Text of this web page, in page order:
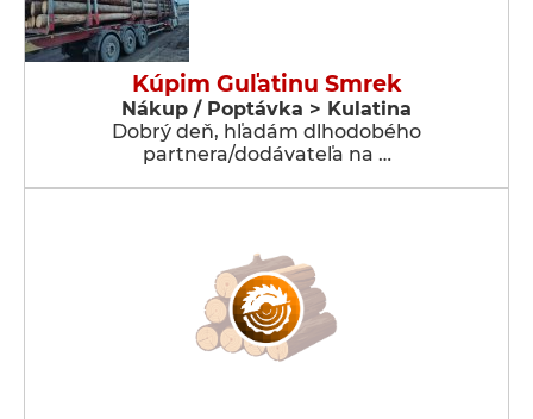
Kúpim Guľatinu Smrek
Nákup / Poptávka > Kulatina
Dobrý deň, hľadám dlhodobého
partnera/dodávateľa na …